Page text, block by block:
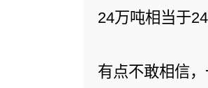
24万吨相当于
有点不敢相信